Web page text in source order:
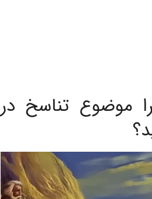
موضوع تناسخ در